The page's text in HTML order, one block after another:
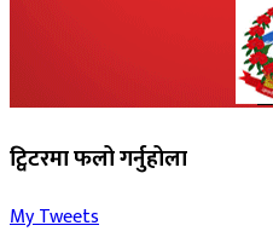
ट्विटरमा फलो गर्नुहोला
My Tweets